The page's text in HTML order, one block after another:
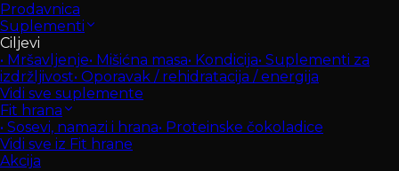
Prodavnica
Suplementi
Ciljevi
• Mršavljenje• Mišićna masa• Kondicija• Suplementi za
izdržljivost• Oporavak / rehidratacija / energija
Vidi sve suplemente
Fit hrana
• Sosevi, namazi i hrana• Proteinske čokoladice
Vidi sve iz Fit hrane
Akcija